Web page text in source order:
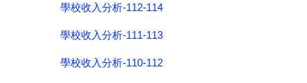
學校收入分析-112-114
學校收入分析-111-113
學校收入分析-110-112